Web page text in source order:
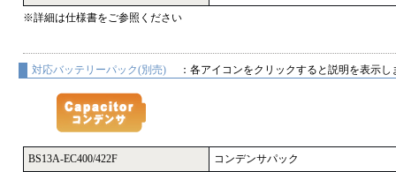
※詳細は仕様書をご参照ください
対応バッテリーパック(別売) ：各アイコンをクリックすると説明を表示し
BS13A-EC400/422F コンデンサパック